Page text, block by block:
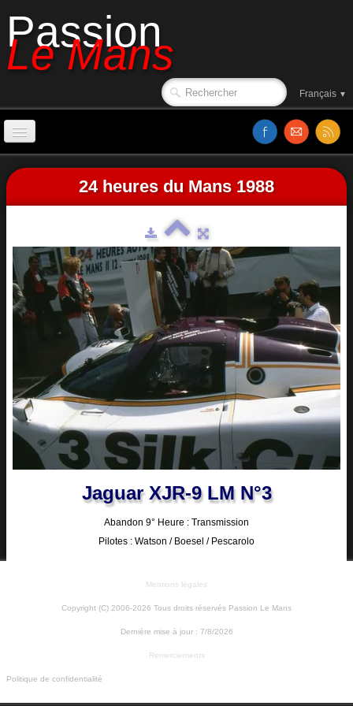
Passion
Le Mans
Français ▼
Accueil
Sorties de piste
Affiches
Classements
Vidéos
24 heures du Mans 1988
Jaguar XJR-9 LM N°3
Abandon 9° Heure : Transmission
Pilotes : Watson / Boesel / Pescarolo
Mentions légales
Copyright (C) 2006-2026 Tous droits réservés Passion Le Mans
Dernière mise à jour : 7/8/2026
Remerciements
Politique de confidentialité